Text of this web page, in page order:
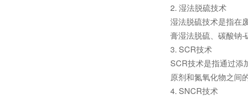
2. 湿法脱硫技术
湿法脱硫技术是指在
膏湿法脱硫、碳酸钠-
3. SCR技术
SCR技术是指通过添
原剂和氮氧化物之间
4. SNCR技术